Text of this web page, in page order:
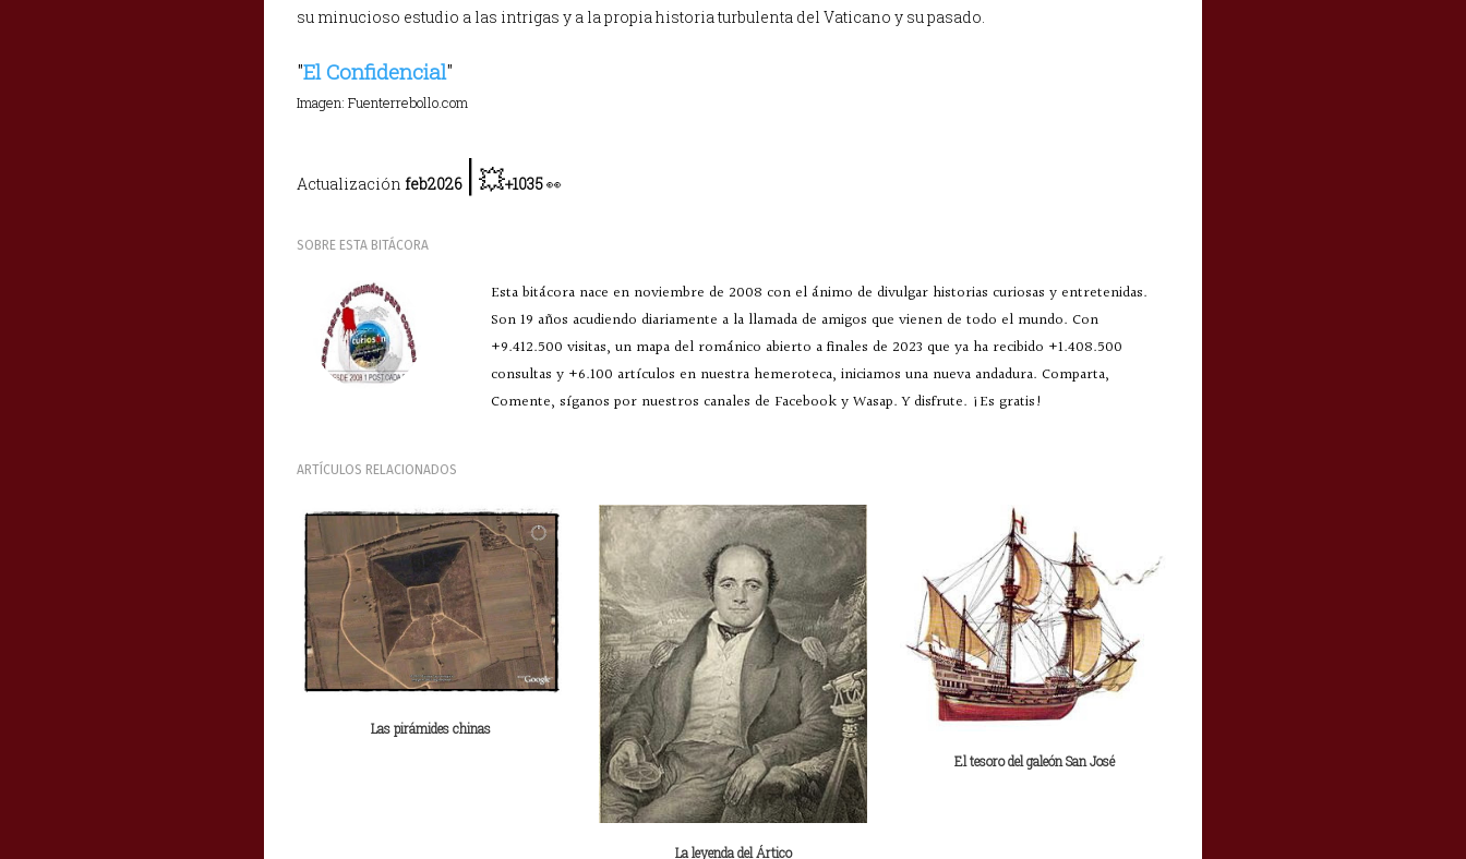
su minucioso estudio a las intrigas y a la propia historia turbulenta del Vaticano y su pasado.
"El Confidencial"
Imagen: Fuenterrebollo.com
Actualización feb2026 |💥+1035👀
SOBRE ESTA BITÁCORA
Esta bitácora nace en noviembre de 2008 con el ánimo de divulgar historias curiosas y entretenidas.
Son 19 años acudiendo diariamente a la llamada de amigos que vienen de todo el mundo. Con
+9.412.500 visitas, un mapa del románico abierto a finales de 2023 que ya ha recibido +1.408.500
consultas y +6.100 artículos en nuestra hemeroteca, iniciamos una nueva andadura. Comparta,
Comente, síganos por nuestros canales de Facebook y Wasap. Y disfrute. ¡Es gratis!
ARTÍCULOS RELACIONADOS
Las pirámides chinas
La leyenda del Ártico
El tesoro del galeón San José